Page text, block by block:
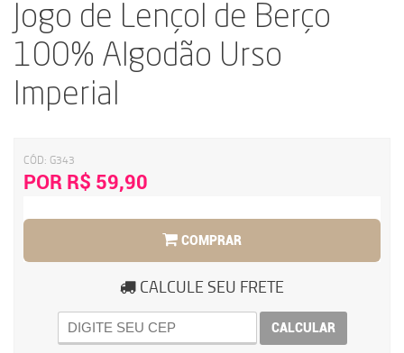
Jogo de Lençol de Berço
100% Algodão Urso
Imperial
CÓD: G343
POR R$ 59,90
COMPRAR
CALCULE SEU FRETE
CALCULAR